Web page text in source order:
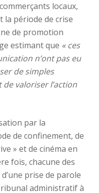
locaux,
période de crise
de promotion
estimant que « ces
n’ont pas eu
de simples
valoriser l’action
par la
de confinement, de
» et de cinéma en
fois, chacune des
prise de parole
administratif à